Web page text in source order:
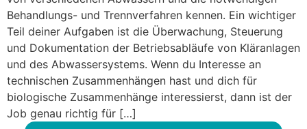
Behandlungs- und Trennverfahren kennen. Ein wichtiger
Teil deiner Aufgaben ist die Überwachung, Steuerung
und Dokumentation der Betriebsabläufe von Kläranlagen
und des Abwassersystems. Wenn du Interesse an
technischen Zusammenhängen hast und dich für
biologische Zusammenhänge interessierst, dann ist der
Job genau richtig für […]